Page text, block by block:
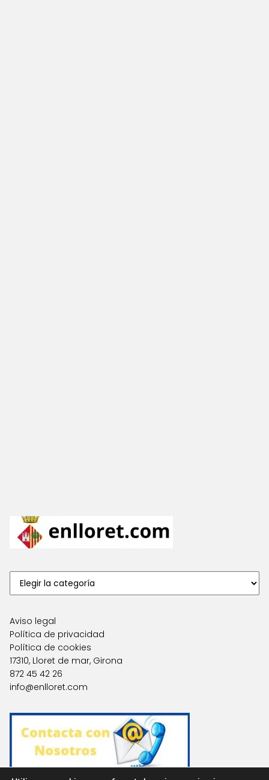
Aviso legal
Política de privacidad
Política de cookies
17310, Lloret de mar, Girona
872 45 42 26
info@enlloret.com